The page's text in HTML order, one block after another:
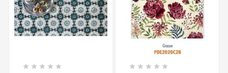
         